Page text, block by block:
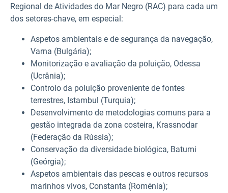
Regional de Atividades do Mar Negro (RAC) para cada um
dos setores-chave, em especial:
Aspetos ambientais e de segurança da navegação,
Varna (Bulgária);
Monitorização e avaliação da poluição, Odessa
(Ucrânia);
Controlo da poluição proveniente de fontes
terrestres, Istambul (Turquia);
Desenvolvimento de metodologias comuns para a
gestão integrada da zona costeira, Krassnodar
(Federação da Rússia);
Conservação da diversidade biológica, Batumi
(Geórgia);
Aspetos ambientais das pescas e outros recursos
marinhos vivos, Constanta (Roménia);